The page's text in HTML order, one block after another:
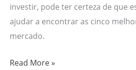
investir, pode ter certeza de que
ajudar a encontrar as cinco
mercado.
Read More »